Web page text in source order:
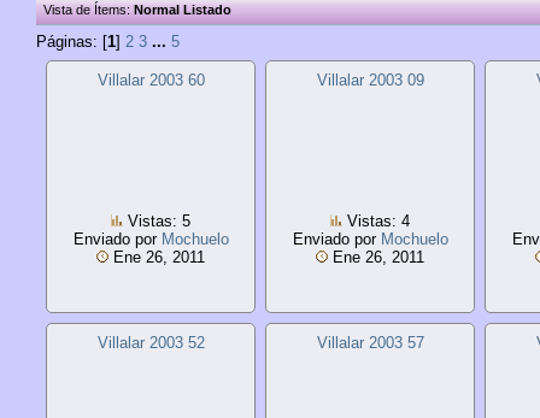
Vista de Ítems:Normal Listado
Páginas: [1] 2 3 ... 5
Villalar 2003 60
Vistas: 5
Enviado por Mochuelo
Ene 26, 2011
Villalar 2003 09
Vistas: 4
Enviado por Mochuelo
Ene 26, 2011
Villalar 2003 52 Villalar 2003 57